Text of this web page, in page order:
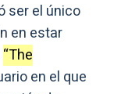
ser el único
en estar
“The
en el que